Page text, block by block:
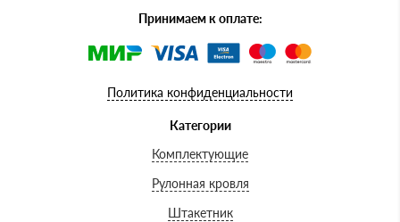
Принимаем к оплате:
Политика конфиденциальности
Категории
Комплектующие
Рулонная кровля
Штакетник